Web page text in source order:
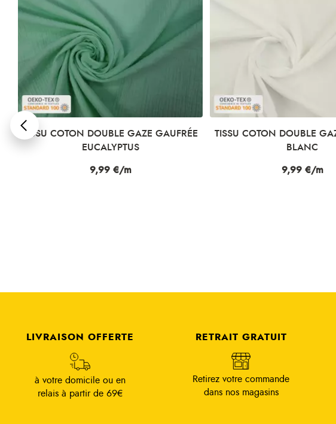
TISSU COTON DOUBLE GAZE GAUFRÉE
BLANC
Prix
9,99 €/m
TISSU COTON DOUBLE
GRIS FONCÉ
Prix
9,99 €/m
LIVRAISON OFFERTE
à votre domicile ou en
relais à partir de 69€
RETRAIT GRATUIT
Retirez votre commande
dans nos magasins